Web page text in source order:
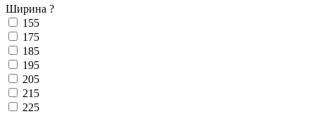
Ширина ?
155
175
185
195
205
215
225